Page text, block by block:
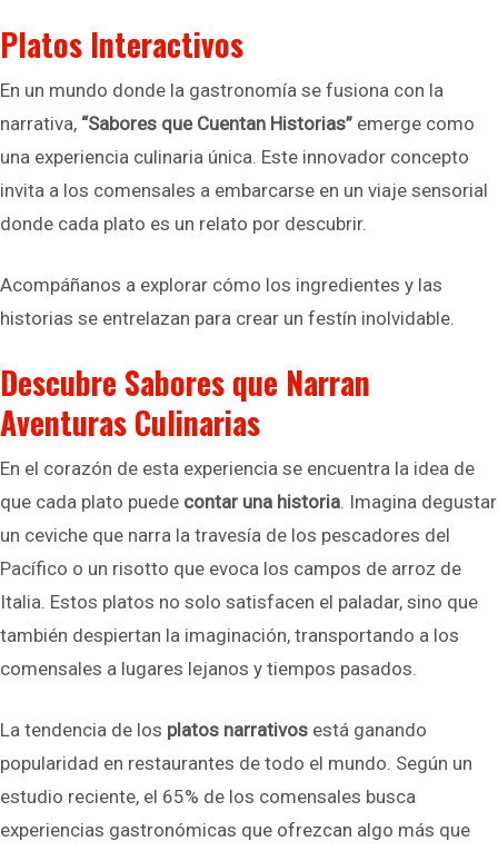
Platos Interactivos
En un mundo donde la gastronomía se fusiona con la
narrativa, “Sabores que Cuentan Historias” emerge como
una experiencia culinaria única. Este innovador concepto
invita a los comensales a embarcarse en un viaje sensorial
donde cada plato es un relato por descubrir.
Acompáñanos a explorar cómo los ingredientes y las
historias se entrelazan para crear un festín inolvidable.
Descubre Sabores que Narran
Aventuras Culinarias
En el corazón de esta experiencia se encuentra la idea de
que cada plato puede contar una historia. Imagina degustar
un ceviche que narra la travesía de los pescadores del
Pacífico o un risotto que evoca los campos de arroz de
Italia. Estos platos no solo satisfacen el paladar, sino que
también despiertan la imaginación, transportando a los
comensales a lugares lejanos y tiempos pasados.
La tendencia de los platos narrativos está ganando
popularidad en restaurantes de todo el mundo. Según un
estudio reciente, el 65% de los comensales busca
experiencias gastronómicas que ofrezcan algo más que